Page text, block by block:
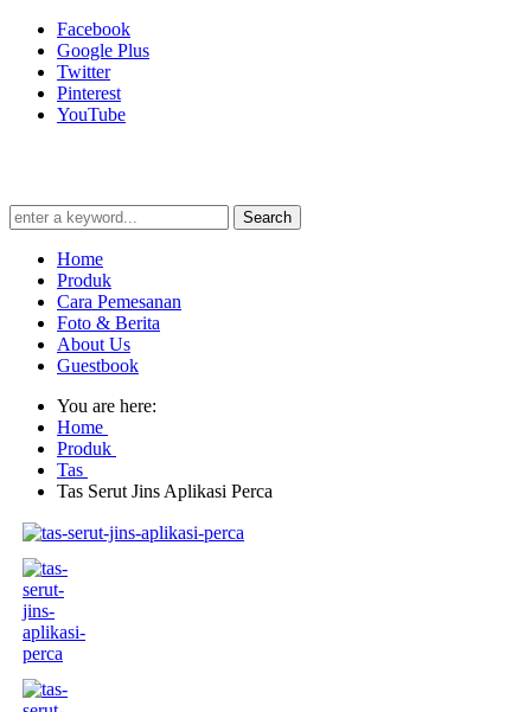
Facebook
Google Plus
Twitter
Pinterest
YouTube
Search
Home
Produk
Cara Pemesanan
Foto & Berita
About Us
Guestbook
You are here:
Home
Produk
Tas
Tas Serut Jins Aplikasi Perca